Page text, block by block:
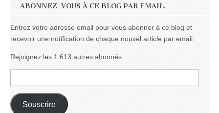
ABONNEZ-VOUS À CE BLOG PAR EMAIL.
Entrez votre adresse email pour vous abonner à ce blog et
recevoir une notification de chaque nouvel article par email.
Rejoignez les 1 613 autres abonnés
e-
mail :
Souscrire